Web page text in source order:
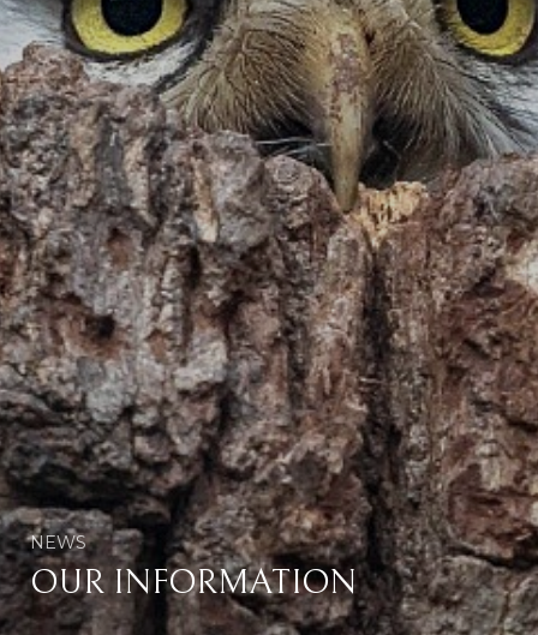
NEWS
OUR INFORMATION